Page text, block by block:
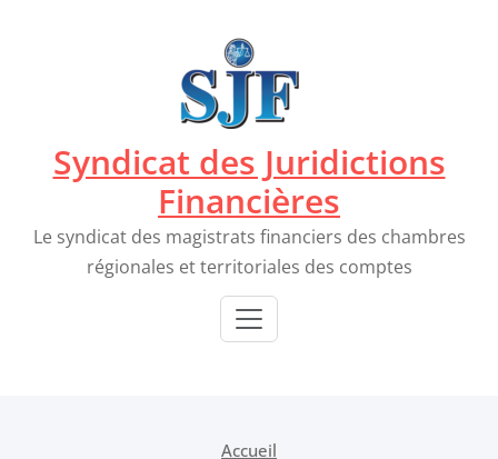
Syndicat des Juridictions
Financières
Le syndicat des magistrats financiers des chambres
régionales et territoriales des comptes
Accueil